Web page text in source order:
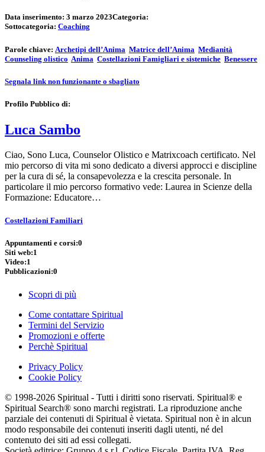
Data inserimento: 3 marzo 2023Categoria:
Sottocategoria: Coaching
Parole chiave: Archetipi dell’Anima Matrice dell’Anima Medianità
Counseling olistico Anima Costellazioni Famigliari e sistemiche Benessere
Segnala link non funzionante o sbagliato
Profilo Pubblico di:
Luca Sambo
Ciao, Sono Luca, Counselor Olistico e Matrixcoach certificato. Nel
mio percorso di vita mi sono dedicato a diversi approcci e discipline
per la cura di sé, la consapevolezza e la crescita personale. In
particolare il mio percorso formativo vede: Laurea in Scienze della
Formazione: Educatore…
Costellazioni Familiari
Appuntamenti e corsi:0
Siti web:1
Video:1
Pubblicazioni:0
Scopri di più
Come contattare Spiritual
Termini del Servizio
Promozioni e offerte
Perchè Spiritual
Privacy Policy
Cookie Policy
© 1998-2026 Spiritual - Tutti i diritti sono riservati. Spiritual® e
Spiritual Search® sono marchi registrati. La riproduzione anche
parziale dei contenuti di Spiritual è vietata. Spiritual non è in alcun
modo responsabile dei contenuti inseriti dagli utenti, né del
contenuto dei siti ad essi collegati.